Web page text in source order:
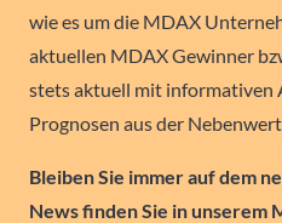
wie es um die MDAX
aktuellen MDAX Gewinner
stets aktuell mit informativen
Prognosen aus der
Bleiben Sie immer auf dem
News finden Sie in unserem